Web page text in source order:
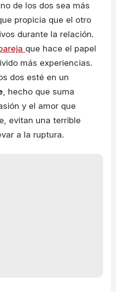
de los dos sea más
propicia que el otro
durante la relación.
que hace el papel
más experiencias.
dos esté en un
, hecho que suma
y el amor que
evitan una terrible
a la ruptura.